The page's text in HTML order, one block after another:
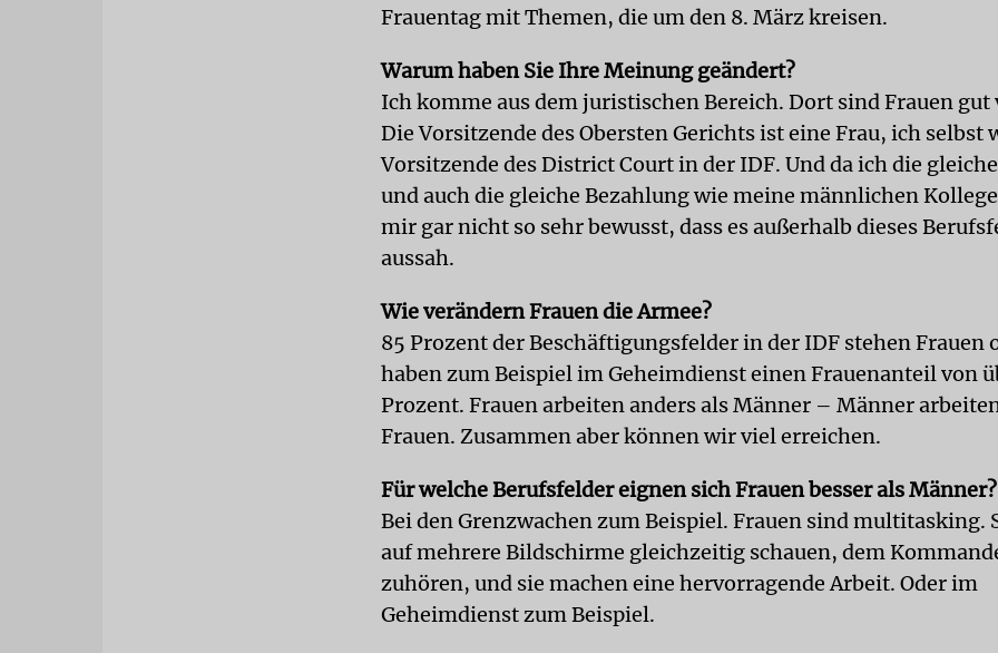
Frauentag mit Themen, die um den 8. März kreisen.
Warum haben Sie Ihre Meinung geändert?
Ich komme aus dem juristischen Bereich. Dort sind Frauen gut
Die Vorsitzende des Obersten Gerichts ist eine Frau, ich selbst
Vorsitzende des District Court in der IDF. Und da ich die
und auch die gleiche Bezahlung wie meine männlichen
mir gar nicht so sehr bewusst, dass es außerhalb dieses
aussah.
Wie verändern Frauen die Armee?
85 Prozent der Beschäftigungsfelder in der IDF stehen Frauen
haben zum Beispiel im Geheimdienst einen Frauenanteil von
Prozent. Frauen arbeiten anders als Männer – Männer
Frauen. Zusammen aber können wir viel erreichen.
Für welche Berufsfelder eignen sich Frauen besser als Männer?
Bei den Grenzwachen zum Beispiel. Frauen sind multitasking.
auf mehrere Bildschirme gleichzeitig schauen, dem
zuhören, und sie machen eine hervorragende Arbeit. Oder im
Geheimdienst zum Beispiel.